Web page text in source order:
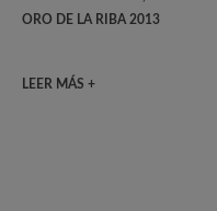
ORO DE LA RIBA 2013
LEER MÁS +